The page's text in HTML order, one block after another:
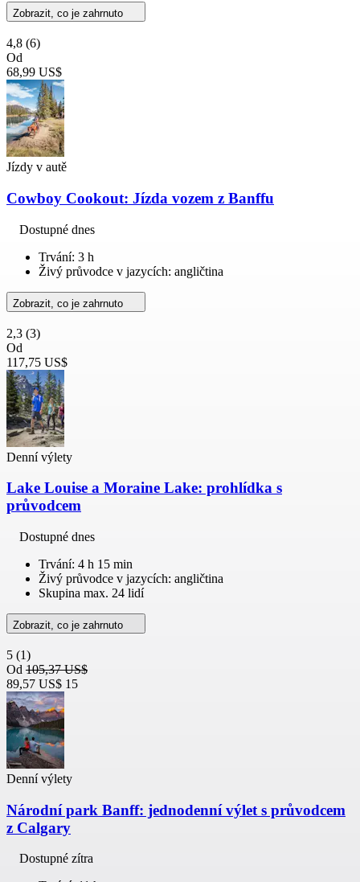
Zobrazit, co je zahrnuto
4,8 (6)
Od
68,99 US$
Jízdy v autě
Cowboy Cookout: Jízda vozem z Banffu
Dostupné dnes
Trvání: 3 h
Živý průvodce v jazycích: angličtina
Zobrazit, co je zahrnuto
2,3 (3)
Od
117,75 US$
Denní výlety
Lake Louise a Moraine Lake: prohlídka s
průvodcem
Dostupné dnes
Trvání: 4 h 15 min
Živý průvodce v jazycích: angličtina
Skupina max. 24 lidí
Zobrazit, co je zahrnuto
5 (1)
Od 105,37 US$
89,57 US$ 15
Denní výlety
Národní park Banff: jednodenní výlet s průvodcem
z Calgary
Dostupné zítra